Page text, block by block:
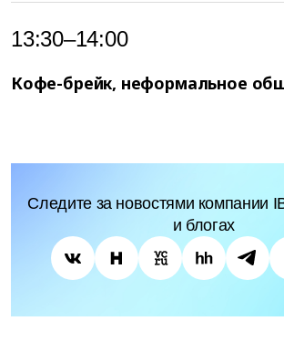
13:30–14:00
Кофе-брейк, неформальное
Следите за новостями компании
и блогах